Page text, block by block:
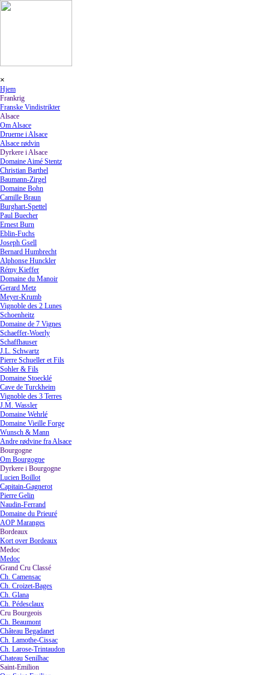
Gå til indhold
×
Hjem
Frankrig
Franske Vindistrikter
Alsace
Om Alsace
Druerne i Alsace
Alsace rødvin
Dyrkere i Alsace
Domaine Aimé Stentz
Christian Barthel
Baumann-Zirgel
Domaine Bohn
Camille Braun
Burghart-Spettel
Paul Buecher
Ernest Burn
Eblin-Fuchs
Joseph Gsell
Bernard Humbrecht
Alphonse Hunckler
Rémy Kieffer
Domaine du Manoir
Gerard Metz
Meyer-Krumb
Vignoble des 2 Lunes
Schoenheitz
Domaine de 7 Vignes
Schaeffer-Woerly
Schaffhauser
J.L. Schwartz
Pierre Schueller et Fils
Sohler & Fils
Domaine Stoecklé
Cave de Turckheim
Vignoble des 3 Terres
J.M. Wassler
Domaine Wehrlé
Domaine Vieille Forge
Wunsch & Mann
Andre rødvine fra Alsace
Bourgogne
Om Bourgogne
Dyrkere i Bourgogne
Lucien Boillot
Capitain-Gagnerot
Pierre Gelin
Naudin-Ferrand
Domaine du Prieuré
AOP Maranges
Bordeaux
Kort over Bordeaux
Medoc
Medoc
Grand Cru Classé
Ch. Camensac
Ch. Croizet-Bages
Ch. Glana
Ch. Pédesclaux
Cru Bourgeois
Ch. Beaumont
Château Begadanet
Ch. Lamothe-Cissac
Ch. Larose-Trintaudon
Chateau Senilhac
Saint-Emilion